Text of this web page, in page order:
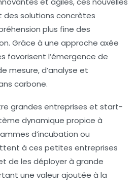
solutions concrètes
plus fine des
Grâce à une approche axée
favorisent l’émergence de
mesure, d’analyse et
carbone.
grandes entreprises et start-
dynamique propice à
d’incubation ou
à ces petites entreprises
de les déployer à grande
une valeur ajoutée à la